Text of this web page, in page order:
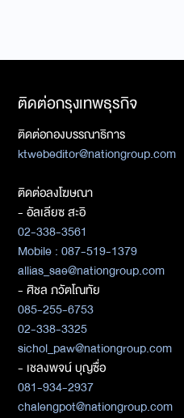
ติดต่อกรุงเทพธุรกิจ
ติดต่อกองบรรณาธิการ
ktwebeditor@nationgroup.com
ติดต่อลงโฆษณา
- อัลเลียซ สะอิ
02-338-3561
Mobile : 087-519-1379
allias_sae@nationgroup.com
- ศิชล ภวัตโณทัย
085-255-6753
02-338-3325
sichol_paw@nationgroup.com
- เชลงพจน์ บุญซื่อ
081-934-2937
chalengpot@nationgroup.com